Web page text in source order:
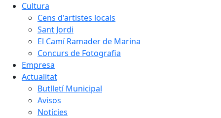
Cultura
Cens d'artistes locals
Sant Jordi
El Camí Ramader de Marina
Concurs de Fotografia
Empresa
Actualitat
Butlletí Municipal
Avisos
Notícies